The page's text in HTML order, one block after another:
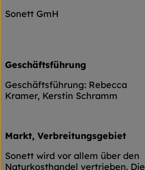
Sonett GmH
Geschäftsführung
Geschäftsführung: Rebecca
Kramer, Kerstin Schramm
Markt, Verbreitungsgebiet
Sonett wird vor allem über den
Naturkosthandel vertrieben. Die